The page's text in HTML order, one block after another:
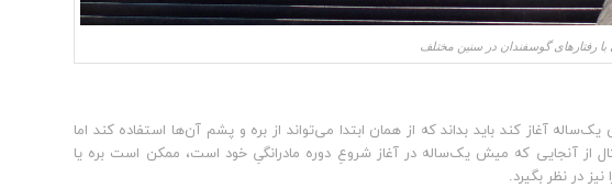
با رفتارهای گوسفندان در سنین مختلف
آغاز کند باید بداند که از همان ابتدا می‌تواند از بره و پشم آن‌ها استفاده کند اما
از آنجایی که میش یک‌ساله در آغاز شروعِ دوره مادرانگیِ خود است، ممکن است بره یا
در نظر بگیرد.